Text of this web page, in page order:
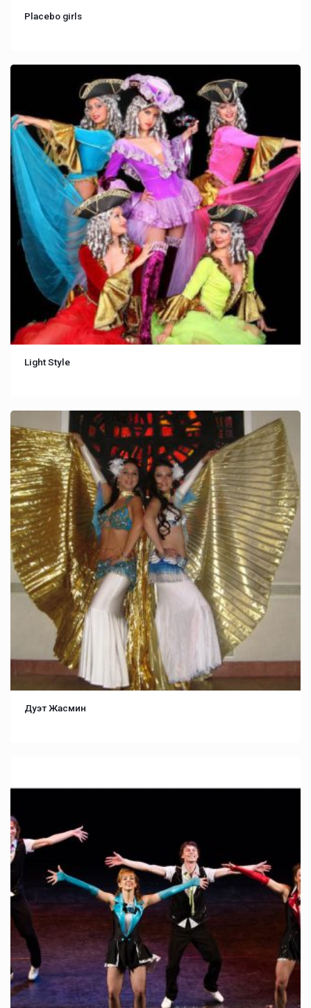
Placebo girls
Light Style
Дуэт Жасмин